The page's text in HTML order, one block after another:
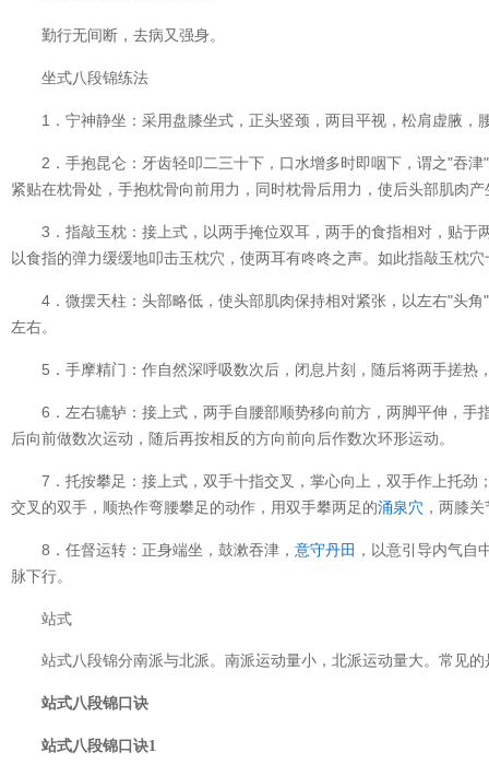
勤行无间断，去病又强身。
坐式八段锦练法
1．宁神静坐：采用盘膝坐式，正头竖颈，两目平视，松肩虚腋
2．手抱昆仑：牙齿轻叩二三十下，口水增多时即咽下，谓之"吞
紧贴在枕骨处，手抱枕骨向前用力，同时枕骨后用力，使后头部肌肉
3．指敲玉枕：接上式，以两手掩位双耳，两手的食指相对，贴
以食指的弹力缓缓地叩击玉枕穴，使两耳有咚咚之声。如此指敲玉枕穴
4．微摆天柱：头部略低，使头部肌肉保持相对紧张，以左右"头角
左右。
5．手摩精门：作自然深呼吸数次后，闭息片刻，随后将两手搓热
6．左右辘轳：接上式，两手自腰部顺势移向前方，两脚平伸，
后向前做数次运动，随后再按相反的方向前向后作数次环形运动。
7．托按攀足：接上式，双手十指交叉，掌心向上，双手作上托
交叉的双手，顺热作弯腰攀足的动作，用双手攀两足的涌泉穴 ，两膝
8．任督运转：正身端坐，鼓漱吞津， 意守丹田 ，以意引导内气自
脉下行。
站式
站式八段锦分南派与北派。南派运动量小，北派运动量大。常见的
站式八段锦口诀
站式八段锦口诀1